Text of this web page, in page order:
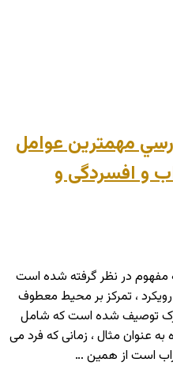
مهمترین عوامل
و افسردگی و
در نظر گرفته شده است
، 1378 ) در یک رویکرد ، تمرکز بر محیط معطوف
توصیف شده است که شامل
به عنوان مثال ، زمانی که فرد می
است از همین …